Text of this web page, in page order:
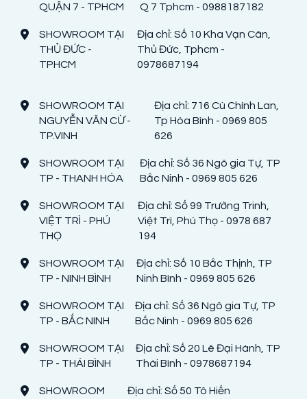
QUẬN 7 - TPHCM
Q 7 Tphcm - 0988187182
SHOWROOM TẠI
THỦ ĐỨC -
TPHCM
Địa chỉ: Số 10 Kha Vạn Cân,
Thủ Đức, Tphcm -
0978687194
SHOWROOM TẠI
NGUYỄN VĂN CỪ -
TP.VINH
Địa chỉ: 716 Cù Chính Lan,
Tp Hòa Bình - 0969 805
626
SHOWROOM TẠI
TP - THANH HÓA
Địa chỉ: Số 36 Ngô gia Tự, TP
Bắc Ninh - 0969 805 626
SHOWROOM TẠI
VIỆT TRÌ - PHÚ
THỌ
Địa chỉ: Số 99 Trường Trinh,
Việt Trì, Phú Thọ - 0978 687
194
SHOWROOM TẠI
TP - NINH BÌNH
Địa chỉ: Số 10 Bắc Thịnh, TP
Ninh Bình - 0969 805 626
SHOWROOM TẠI
TP - BẮC NINH
Địa chỉ: Số 36 Ngô gia Tự, TP
Bắc Ninh - 0969 805 626
SHOWROOM TẠI
TP - THÁI BÌNH
Địa chỉ: Số 20 Lê Đại Hành, TP
Thái Bình - 0978687194
SHOWROOM
Địa chỉ: Số 50 Tô Hiến